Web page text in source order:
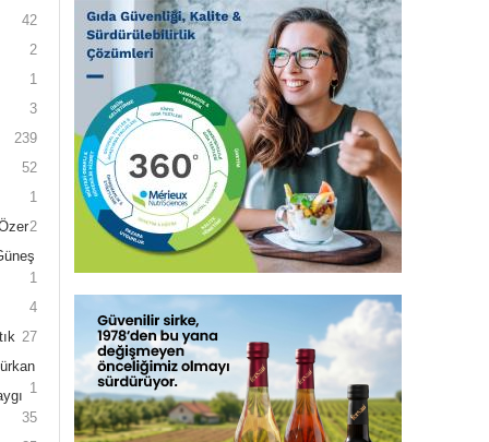
42
2
1
3
239
52
1
2
1
4
27
1
35